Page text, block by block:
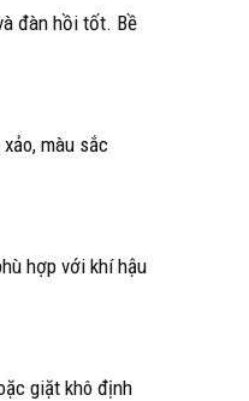
đàn hồi tốt. Bề
màu sắc
hợp với khí hậu
giặt khô định